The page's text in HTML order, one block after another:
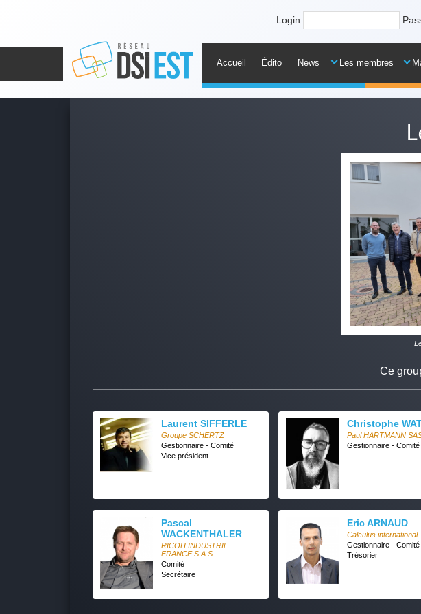
Login
Accueil Édito News Les membres
Ce
Laurent SIFFERLE
Groupe SCHERTZ
Gestionnaire - Comité
Vice président
Christophe
Paul HARTMANN
Gestionnaire - Comité
Pascal
WACKENTHALER
RICOH INDUSTRIE
FRANCE S.A.S
Comité
Secrétaire
Eric ARNAUD
Calculus international
Gestionnaire - Comité
Trésorier